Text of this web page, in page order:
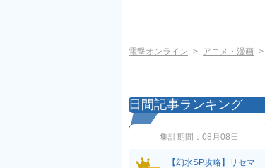
電撃オンライン アニメ・漫画
日間記事ランキング
集計期間： 08月08日
【幻水SP攻略】リセマ